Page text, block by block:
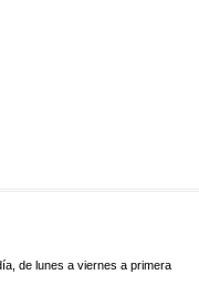
de lunes a viernes a primera